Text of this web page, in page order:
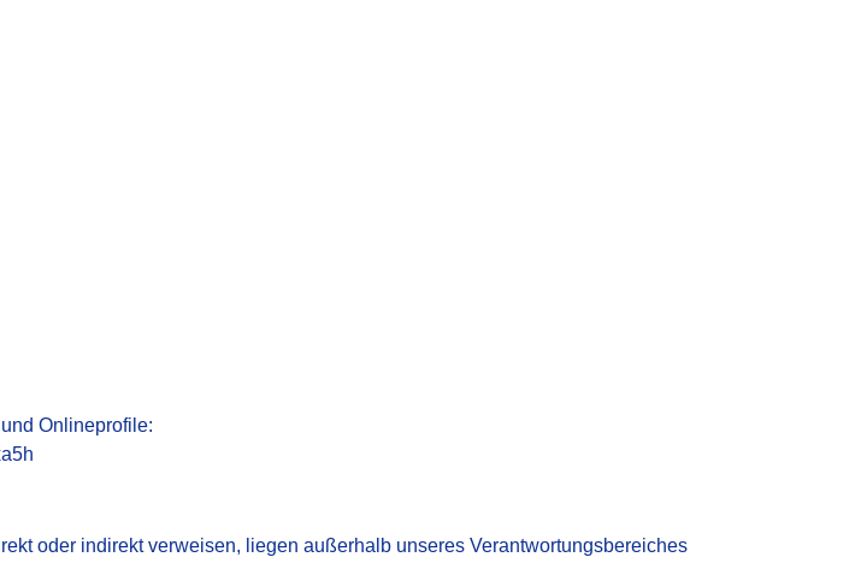
Onlineprofile:
oder indirekt verweisen, liegen außerhalb unseres Verantwortungsbereiches